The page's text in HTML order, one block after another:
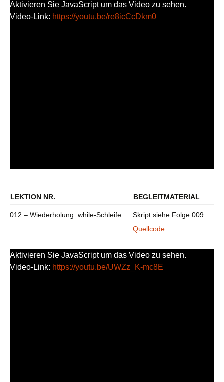
Aktivieren Sie JavaScript um das Video zu sehen.
Video-Link: https://youtu.be/re8icCcDkm0
LEKTION NR. BEGLEITMATERIAL
012 – Wiederholung: while-Schleife
Skript siehe Folge 009
Quellcode
Aktivieren Sie JavaScript um das Video zu sehen.
Video-Link: https://youtu.be/UWZz_K-mc8E